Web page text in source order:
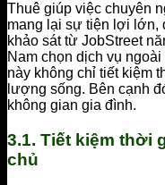
Thuê giúp việc chuyên
mang lại sự tiện lợi lớn,
khảo sát từ JobStreet
Nam chọn dịch vụ
này không chỉ tiết kiệm
lượng sống. Bên cạnh
không gian gia đình.
3.1. Tiết kiệm thời
chủ